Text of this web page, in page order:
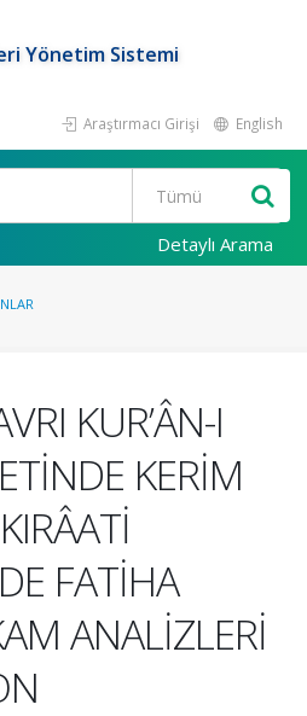
Yönetim Sistemi
Araştırmacı Girişi English
Detaylı Arama
KUR’ÂN-I
KERİM
FATİHA
ANALİZLERİ